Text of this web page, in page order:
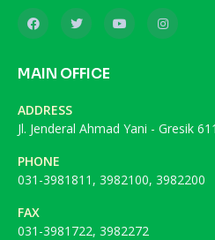
MAIN OFFICE
ADDRESS
Jl. Jenderal Ahmad Yani - Gresik
PHONE
031-3981811, 3982100, 3982200
FAX
031-3981722, 3982272